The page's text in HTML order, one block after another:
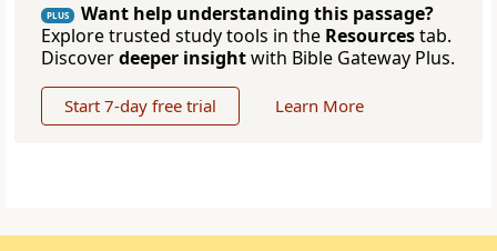
PLUS
Want help understanding this passage?
Explore trusted study tools in the Resourcestab.
Discoverdeeper insightwith Bible Gateway Plus.
Start 7-day free trial Learn More